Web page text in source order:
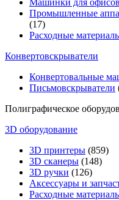
Машинки для
Промышленные
(17)
Расходные
Конвертовскрыватели
Конвертовальные
Письмовскрыватели
Полиграфическое
3D оборудование
3D принтеры (859)
3D сканеры (148)
3D ручки (126)
Аксессуары и
Расходные